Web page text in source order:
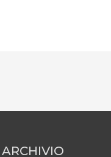
ARCHIVIO
ARCHIVIO